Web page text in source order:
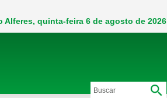
Alferes, quinta-feira 6 de agosto de 2026